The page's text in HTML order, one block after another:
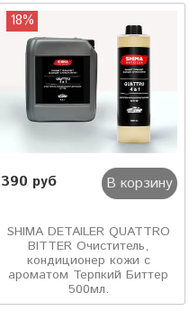
18%
390 руб В корзину
SHIMA DETAILER QUATTRO
BITTER Очиститель,
кондиционер кожи с
ароматом Терпкий Биттер
500мл.